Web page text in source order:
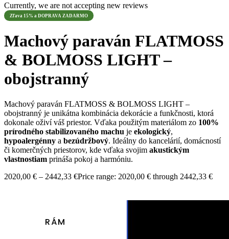
Currently, we are not accepting new reviews
Zľava 15% a DOPRAVA ZADARMO
Machový paraván FLATMOSS
& BOLMOSS LIGHT –
obojstranný
Machový paraván FLATMOSS & BOLMOSS LIGHT –
obojstranný je unikátna kombinácia dekorácie a funkčnosti, ktorá
dokonale oživí váš priestor. Vďaka použitým materiálom zo 100%
prírodného stabilizovaného machu je ekologický,
hypoalergénny a bezúdržbový. Ideálny do kancelárií, domácností
či komerčných priestorov, kde vďaka svojim akustickým
vlastnostiam prináša pokoj a harmóniu.
2020,00 € – 2442,33 €Price range: 2020,00 € through 2442,33 €
RÁM